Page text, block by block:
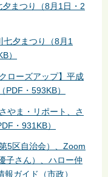
まつり（8月1日・2
夕まつり（8月1
）
ローズアップ】平成
・593KB）
やま・リポート、さ
・931KB）
5区自治会）、Zoom
子さん）、ハロー仲
ガイド（市政）